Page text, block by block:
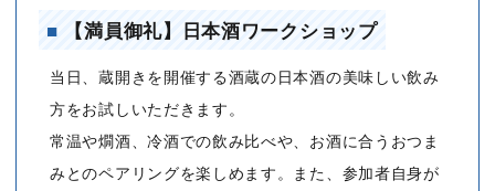
■ 【満員御礼】日本酒ワークショップ
当日、蔵開きを開催する酒蔵の日本酒の美味しい飲み
方をお試しいただきます。
常温や燗酒、冷酒での飲み比べや、お酒に合うおつま
みとのペアリングを楽しめます。また、参加者自身が